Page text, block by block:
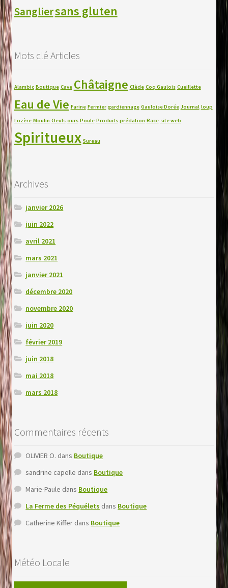
Sangliersans gluten
Mots clé Articles
Alambic Boutique Cave Châtaigne Clède Coq Gaulois Cueillette
Eau de Vie Farine Fermier gardiennage Gauloise Dorée Journal loup
Lozère Moulin Oeufs ours Poule Produits prédation Race site web
Spiritueux Sureau
Archives
janvier 2026
juin 2022
avril 2021
mars 2021
janvier 2021
décembre 2020
novembre 2020
juin 2020
février 2019
juin 2018
mai 2018
mars 2018
Commentaires récents
OLIVIER O. dans Boutique
sandrine capelle dans Boutique
Marie-Paule dans Boutique
La Ferme des Péquélets dans Boutique
Catherine Kiffer dans Boutique
Météo Locale